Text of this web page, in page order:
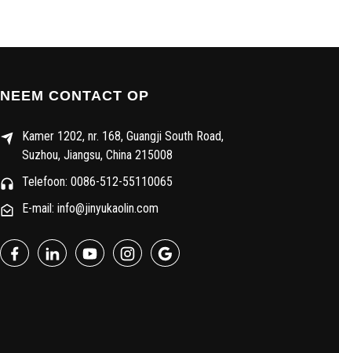
NEEM CONTACT OP
Kamer 1202, nr. 168, Guangji South Road,
Suzhou, Jiangsu, China 215008
Telefoon: 0086-512-55110065
E-mail: info@jinyukaolin.com